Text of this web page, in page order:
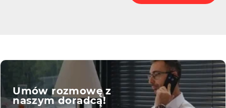
Umów rozmowę z
naszym doradcą!